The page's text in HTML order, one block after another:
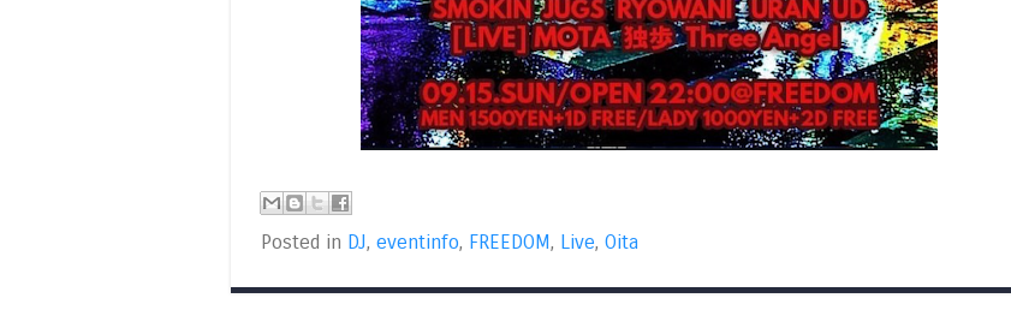
Posted in DJ, eventinfo, FREEDOM, Live, Oita